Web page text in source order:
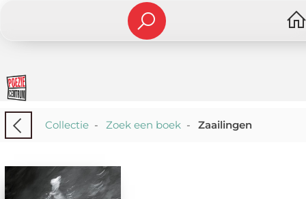
Collectie- Zoek een boek- Zaailingen